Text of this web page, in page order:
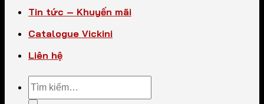
Tin tức – Khuyến mãi
Catalogue Vickini
Liên hệ
Tìm
kiếm: